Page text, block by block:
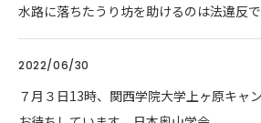
水路に落ちたうり坊を助けるのは法違反
2022/06/30
７月３日13時、関西学院大学上ヶ原キャ